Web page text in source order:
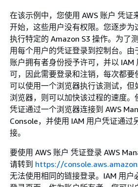
在该示例中，您使用 AWS 账户 凭证
开始，这些用户没有权限。您逐步为
执行特定的 Amazon S3 操作。为了
用每个用户的凭证登录到控制台。由
账户拥有者身份授予许可，并以 IAM
可，因此需要登录和注销，每次都要
可以使用一个浏览器执行该测试，但
浏览器，则可以加快该过程的速度。
凭证通过一个浏览器连接到 AWS
Console，并使用 IAM 用户凭证通过
接。
要使用 AWS 账户 凭证登录 AWS
请转到 https://
无法使用相同的链接登录。IAM 用户